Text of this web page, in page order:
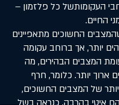
העקומותשל כל פלזמון –
החיים.
החשוכים מתאפיינים
יותר, אך ברוחב עקומה
המצבים הבהירים, מה
ארוך יותר. כלומר, חרף
של המצבים החשוכים,
איטי בהרבה, כנראה בשל